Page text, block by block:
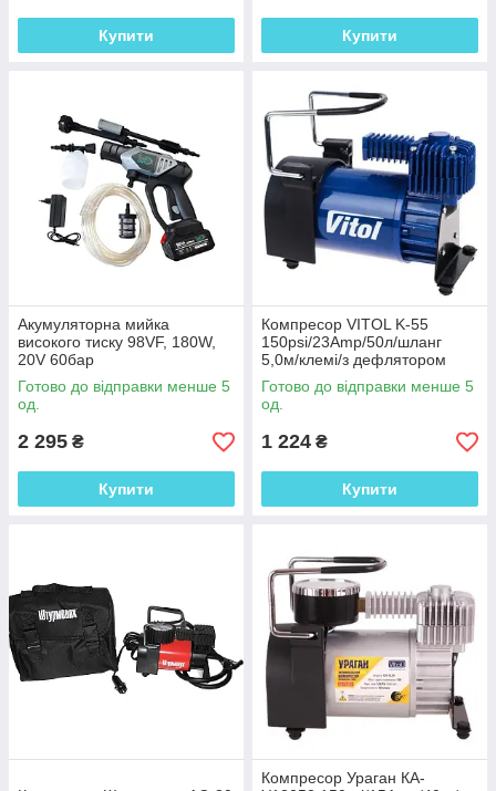
Великий
асортимент і
Відсутність
браку та
комплектації.
Підібрати товар
З нами просто та зручно працювати
Замовленн
Оформлен
Передопла
та 100%
Відправка
Професійне обладнання допоможе
Підкачати колесо, перевірити тиск у
шинах, повернути своєму залізному
коневі швидкість, а собі впевненість у
безпеці ― це те, що допоможуть
зробити насоси та компресори з
каталогу нижче. Перегляньте весь
Купити Купити
Акумуляторна мийка
високого тиску 98VF, 180W,
20V 60бар
Готово до відправки менше 5
од.
2 295 ₴
Купити
Компресор VITOL K-55
150psi/23Amp/50л/шланг
5,0м/клемі/з дефлятором
Готово до відправки менше 5
од.
1 224 ₴
Купити
Компресор Ураган КА-